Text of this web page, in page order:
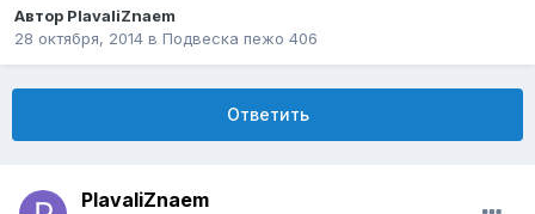
Автор PlavaliZnaem
28 октября, 2014 в Подвеска пежо 406
Ответить
PlavaliZnaem